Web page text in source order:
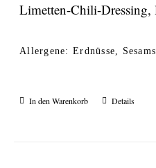
Limetten-Chili-Dressing,
Allergene: Erdnüsse,
In den Warenkorb Details